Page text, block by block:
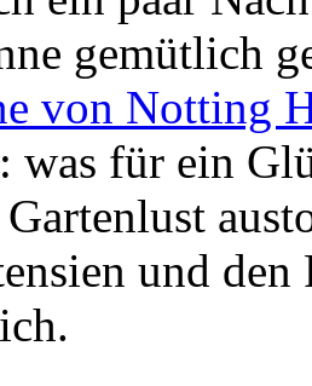
gemütlich
von Notting
was für ein
und den